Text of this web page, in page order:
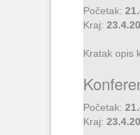
Početak:
Kraj:
Kratak opis
Početak:
Kraj: